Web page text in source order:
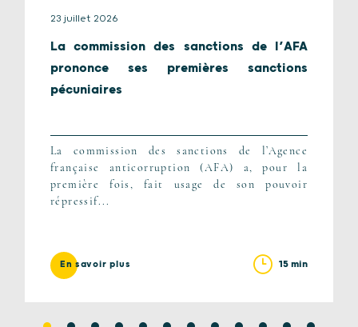
23 juillet 2026
La commission des sanctions de l’AFA
prononce ses premières sanctions
pécuniaires
La commission des sanctions de l’Agence
française anticorruption (AFA) a, pour la
première fois, fait usage de son pouvoir
répressif...
En savoir plus 15 min